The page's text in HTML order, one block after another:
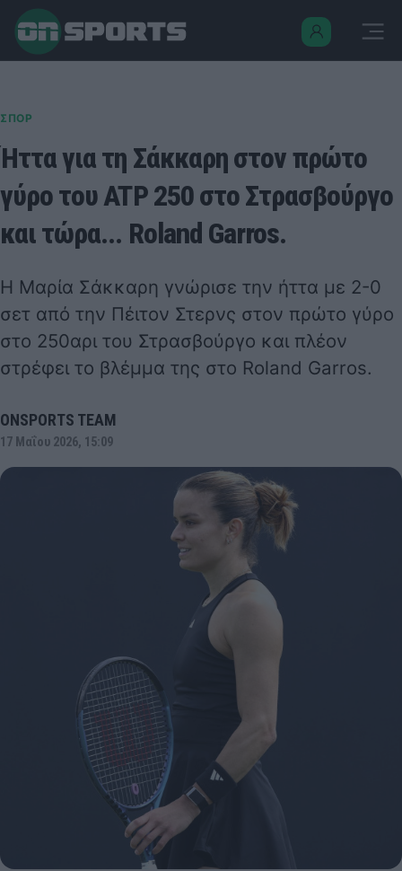
ΣΠΟΡ
Ήττα για τη Σάκκαρη στον πρώτο
γύρο του ATP 250 στο Στρασβούργο
και τώρα... Roland Garros.
Η Μαρία Σάκκαρη γνώρισε την ήττα με 2-0
σετ από την Πέιτον Στερνς στον πρώτο γύρο
στο 250αρι του Στρασβούργο και πλέον
στρέφει το βλέμμα της στο Roland Garros.
ONSPORTS TEAM
17 Μαΐου 2026, 15:09